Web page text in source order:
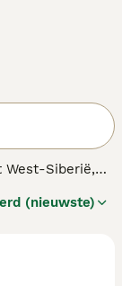
Siberië,
met een
en
(nieuwste)